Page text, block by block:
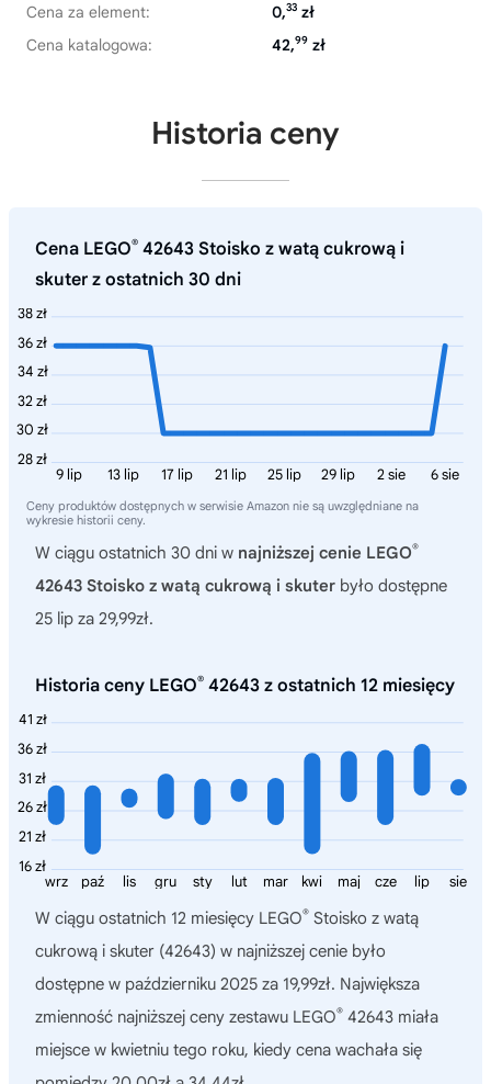
Cena za element:
0,33 zł
Cena katalogowa:
42,99 zł
Historia ceny
Cena LEGO® 42643 Stoisko z watą cukrową i
skuter z ostatnich 30 dni
38 zł
36 zł
34 zł
32 zł
30 zł
28 zł
6 sie
2 sie
29 lip
25 lip
21 lip
17 lip
13 lip
9 lip
Ceny produktów dostępnych w serwisie Amazon nie są uwzględniane na
wykresie historii ceny.
W ciągu ostatnich 30 dni w najniższej cenie LEGO®
42643 Stoisko z watą cukrową i skuter było dostępne
25 lip za 29,99zł.
Historia ceny LEGO® 42643 z ostatnich 12 miesięcy
41 zł
36 zł
31 zł
26 zł
21 zł
16 zł
sie
lip
cze
maj
kwi
mar
lut
sty
gru
lis
paź
wrz
W ciągu ostatnich 12 miesięcy LEGO® Stoisko z watą
cukrową i skuter (42643) w najniższej cenie było
dostępne w październiku 2025 za 19,99zł. Największa
zmienność najniższej ceny zestawu LEGO® 42643 miała
miejsce w kwietniu tego roku, kiedy cena wachała się